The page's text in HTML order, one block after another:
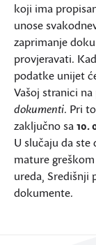
koji ima
unose
zaprimanje
provjeravati.
podatke unijet
Vašoj stranici
dokumenti. Pri
zaključno sa10.
U slučaju da
mature
ureda, Središnji
dokumente.